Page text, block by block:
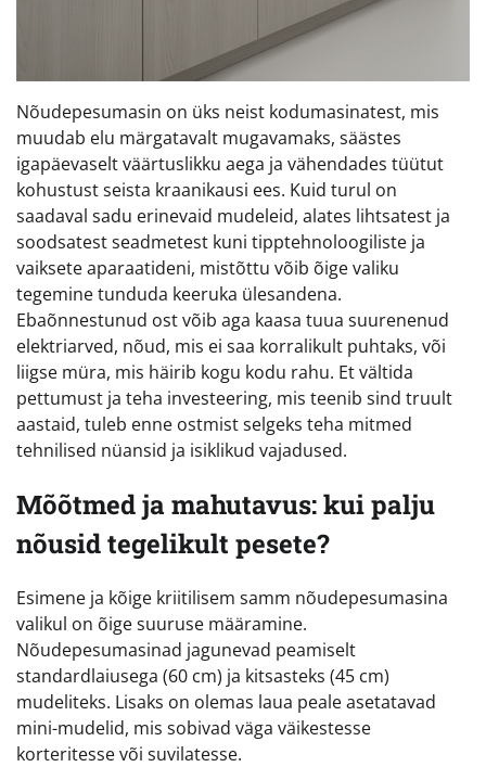
Nõudepesumasin on üks neist kodumasinatest, mis
muudab elu märgatavalt mugavamaks, säästes
igapäevaselt väärtuslikku aega ja vähendades tüütut
kohustust seista kraanikausi ees. Kuid turul on
saadaval sadu erinevaid mudeleid, alates lihtsatest ja
soodsatest seadmetest kuni tipptehnoloogiliste ja
vaiksete aparaatideni, mistõttu võib õige valiku
tegemine tunduda keeruka ülesandena.
Ebaõnnestunud ost võib aga kaasa tuua suurenenud
elektriarved, nõud, mis ei saa korralikult puhtaks, või
liigse müra, mis häirib kogu kodu rahu. Et vältida
pettumust ja teha investeering, mis teenib sind truult
aastaid, tuleb enne ostmist selgeks teha mitmed
tehnilised nüansid ja isiklikud vajadused.
Mõõtmed ja mahutavus: kui palju
nõusid tegelikult pesete?
Esimene ja kõige kriitilisem samm nõudepesumasina
valikul on õige suuruse määramine.
Nõudepesumasinad jagunevad peamiselt
standardlaiusega (60 cm) ja kitsasteks (45 cm)
mudeliteks. Lisaks on olemas laua peale asetatavad
mini-mudelid, mis sobivad väga väikestesse
korteritesse või suvilatesse.